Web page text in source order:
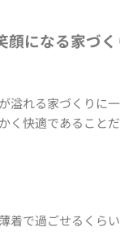
顔になる家づ
溢れる家づくりに一
く快適であること
着で過ごせるくら